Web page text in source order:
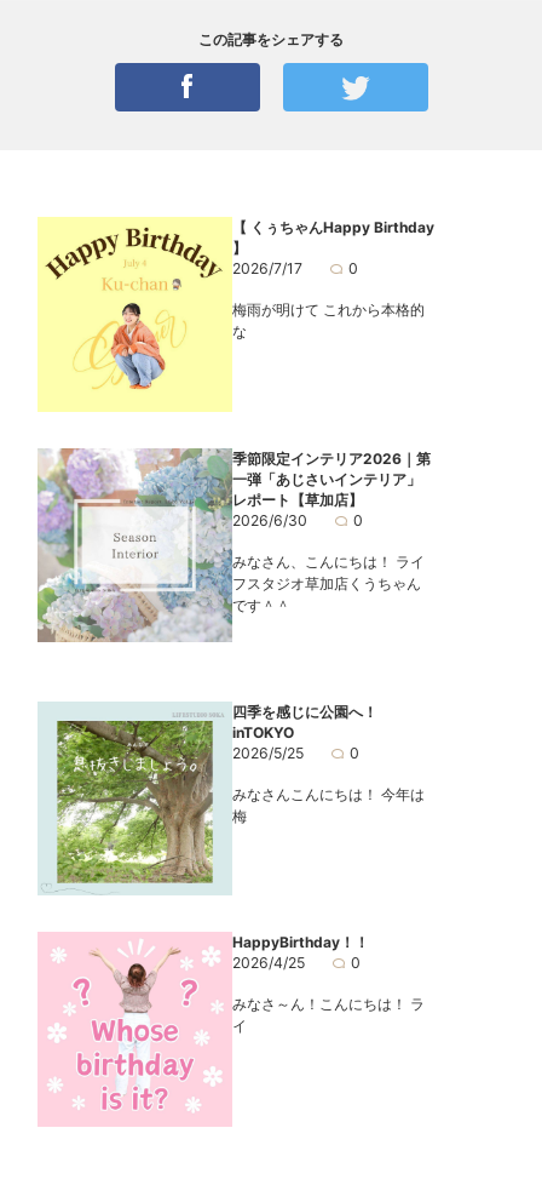
この記事をシェアする
【 くぅちゃんHappy Birthday
】
2026/7/17
0
梅雨が明けて これから本格的
な
季節限定インテリア2026｜第
一弾「あじさいインテリア」
レポート【草加店】
2026/6/30
0
みなさん、こんにちは！ ライ
フスタジオ草加店くうちゃん
です＾＾
四季を感じに公園へ！
inTOKYO
2026/5/25
0
みなさんこんにちは！ 今年は
梅
HappyBirthday！！
2026/4/25
0
みなさ～ん！こんにちは！ ラ
イ